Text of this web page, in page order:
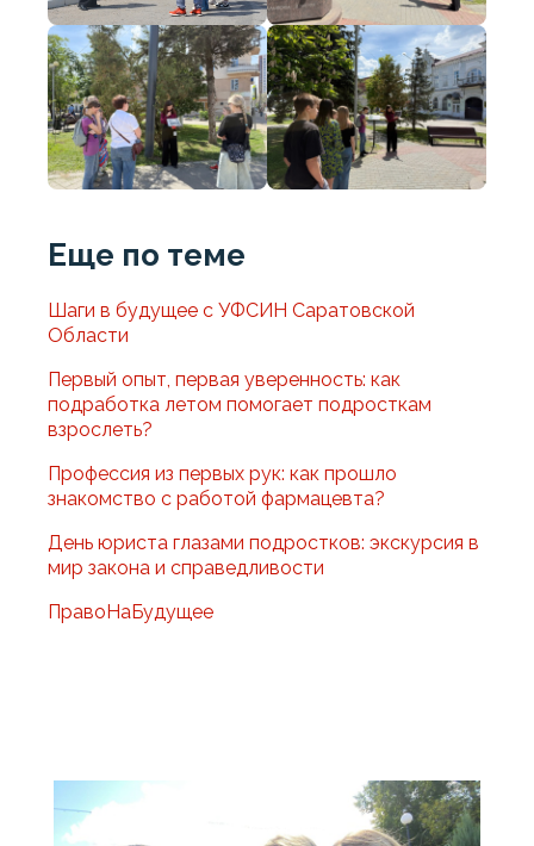
Еще по теме
Шаги в будущее с УФСИН Саратовской
Области
Первый опыт, первая уверенность: как
подработка летом помогает подросткам
взрослеть?
Профессия из первых рук: как прошло
знакомство с работой фармацевта?
День юриста глазами подростков: экскурсия в
мир закона и справедливости
ПравоНаБудущее